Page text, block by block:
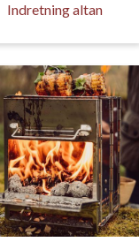
Indretning altan